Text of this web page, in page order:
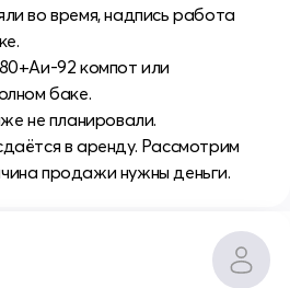
во время, надпись работа
92 компот или
баке.
не планировали.
в аренду. Рассмотрим
продажи нужны деньги.